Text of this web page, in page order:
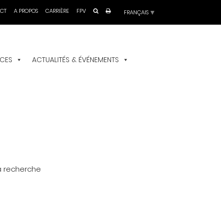
Choisir
A PROPOS CARRIÈRE FPV
ACTUALITÉS & ÉVÉNEMENTS
recherche